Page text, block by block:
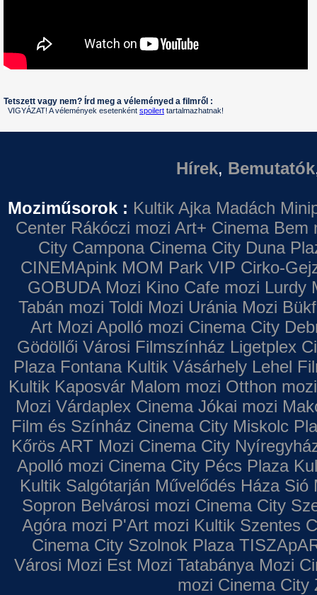
Tetszett vagy nem? Írd meg a véleményed a filmről :
VIGYÁZAT! A vélemények esetenként spoilert tartalmazhatnak!
Hírek, Bemutatók
Moziműsorok : Kultik Ajka Madách
Center Rákóczi mozi Art+ Cinema Bem
City Campona Cinema City Duna
CINEMApink MOM Park VIP Cirko-
GOBUDA Mozi Kino Cafe mozi Lurdy
Tabán mozi Toldi Mozi Uránia Mozi
Art Mozi Apolló mozi Cinema City
Gödöllői Városi Filmszínház Ligetplex
Plaza Fontana Kultik Vásárhely Lehel
Kultik Kaposvár Malom mozi Otthon mozi
Mozi Várdaplex Cinema Jókai mozi
Film és Színház Cinema City Miskolc
Kőrös ART Mozi Cinema City
Apolló mozi Cinema City Pécs Plaza
Kultik Salgótarján Művelődés Háza Sió
Sopron Belvárosi mozi Cinema City
Agóra mozi P'Art mozi Kultik Szentes
Cinema City Szolnok Plaza
Városi Mozi Est Mozi Tatabánya Mozi
mozi Cinema City